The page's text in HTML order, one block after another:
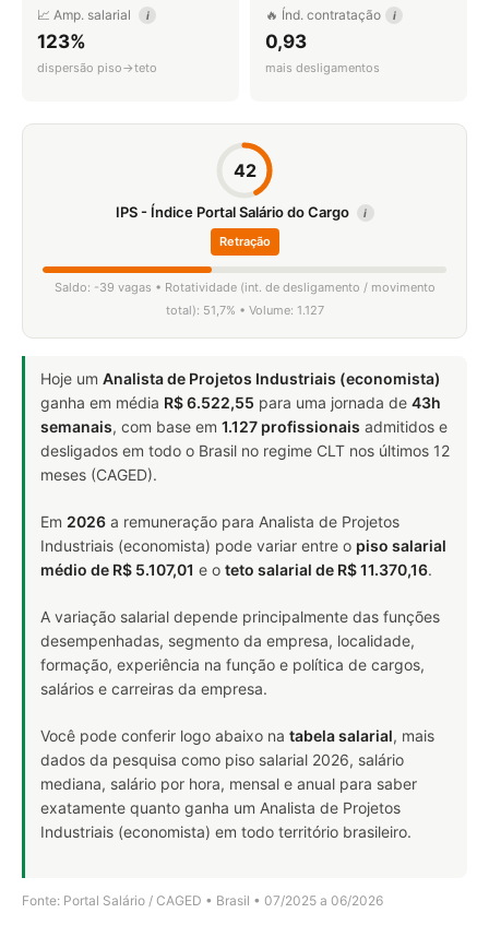
📈 Amp. salarial i
123%
dispersão piso→teto
🔥 Índ. contratação i
0,93
mais desligamentos
42
IPS - Índice Portal Salário do Cargo i
Retração
Saldo: -39 vagas • Rotatividade (int. de desligamento / movimento
total): 51,7% • Volume: 1.127
Hoje um Analista de Projetos Industriais (economista)
ganha em média R$ 6.522,55 para uma jornada de 43h
semanais, com base em 1.127 profissionais admitidos e
desligados em todo o Brasil no regime CLT nos últimos 12
meses (CAGED).
Em 2026 a remuneração para Analista de Projetos
Industriais (economista) pode variar entre o piso salarial
médio de R$ 5.107,01 e o teto salarial de R$ 11.370,16.
A variação salarial depende principalmente das funções
desempenhadas, segmento da empresa, localidade,
formação, experiência na função e política de cargos,
salários e carreiras da empresa.
Você pode conferir logo abaixo na tabela salarial, mais
dados da pesquisa como piso salarial 2026, salário
mediana, salário por hora, mensal e anual para saber
exatamente quanto ganha um Analista de Projetos
Industriais (economista) em todo território brasileiro.
Fonte: Portal Salário / CAGED • Brasil • 07/2025 a 06/2026